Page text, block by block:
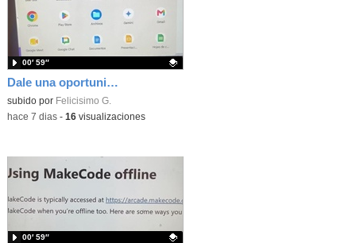
Dale una oportunidad a los Chromebooks y utiliza un proyector para realizar talleres si no tienes pantallas táctiles
Contenido educativo.
subido por Felicisimo G.
00′ 59″
-hace 7 dias- 16visualizaciones
00′ 59″